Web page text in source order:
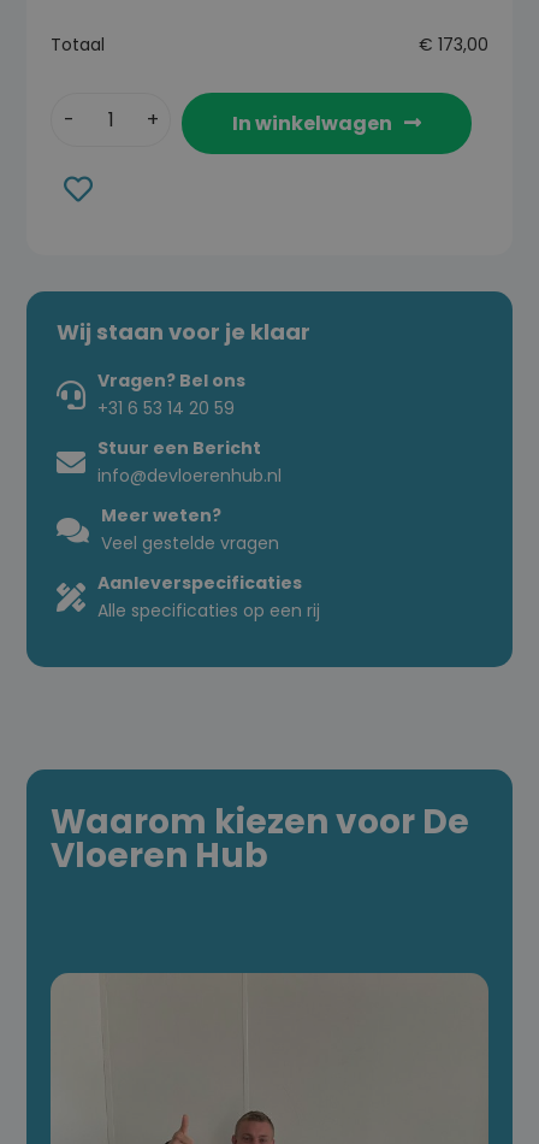
Totaal € 173,00
In winkelwagen
Wij staan voor je klaar
Vragen? Bel ons
+31 6 53 14 20 59
Stuur een Bericht
info@devloerenhub.nl
Meer weten?
Veel gestelde vragen
Aanleverspecificaties
Alle specificaties op een rij
Waarom kiezen voor De
Vloeren Hub